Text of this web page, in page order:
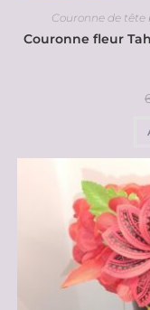
Couronne de tête
Couronne fleur